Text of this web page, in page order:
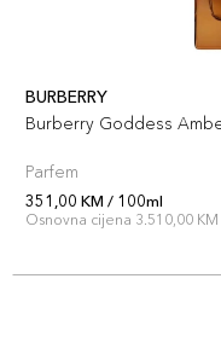
BURBERRY
Burberry Goddess
Parfem
351,00 KM / 100ml
Osnovna cijena 3.510,00 KM